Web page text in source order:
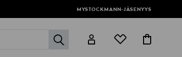
MYSTOCKMANN-JÄSENYYS
label.header.go